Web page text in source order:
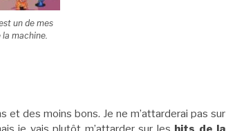
un de mes
machine.
et des moins bons. Je ne m’attarderai pas sur